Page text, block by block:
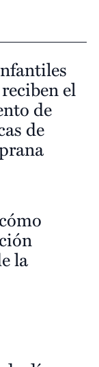
el
de
de
la